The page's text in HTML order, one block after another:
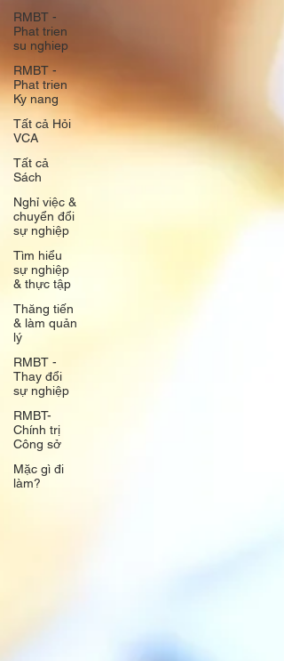
RMBT -
Phat trien
su nghiep
RMBT -
Phat trien
Ky nang
Tất cả Hỏi
VCA
Tất cả
Sách
Nghỉ việc &
chuyển đổi
sự nghiệp
Tìm hiểu
sự nghiệp
& thực tập
Thăng tiến
& làm quản
lý
RMBT -
Thay đổi
sự nghiệp
RMBT-
Chính trị
Công sở
Mặc gì đi
làm?